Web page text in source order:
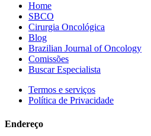
Home
SBCO
Cirurgia Oncológica
Blog
Brazilian Journal of Oncology
Comissões
Buscar Especialista
Termos e serviços
Política de Privacidade
Endereço